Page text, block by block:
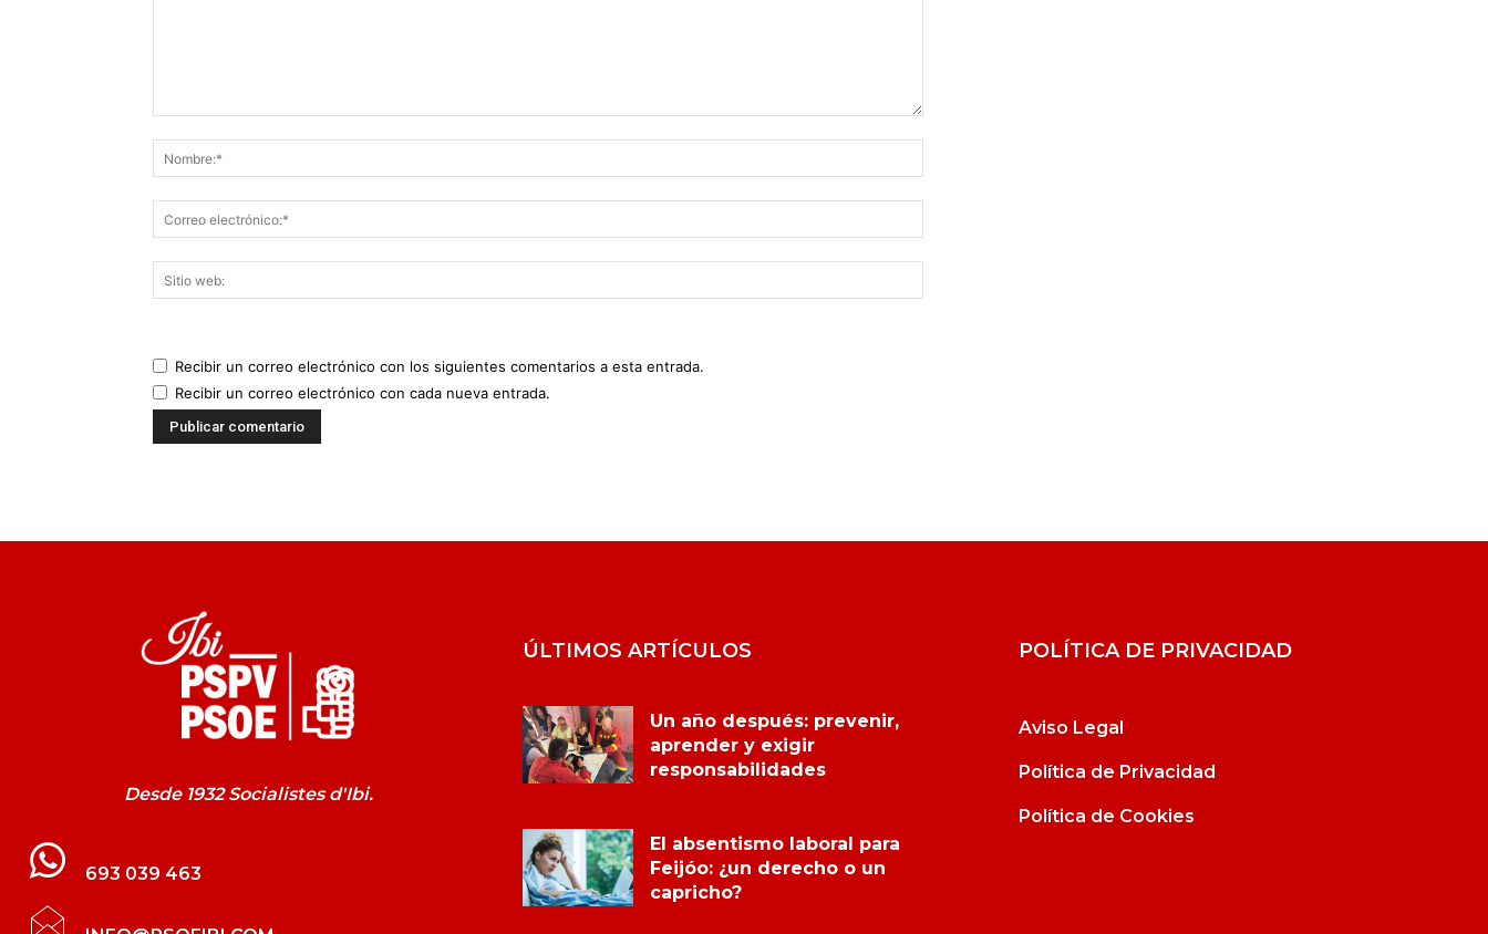
Recibir un correo electrónico con los siguientes comentarios a esta entrada.
Recibir un correo electrónico con cada nueva entrada.
Desde 1932 Socialistes d'Ibi.
693 039 463
ÚLTIMOS ARTÍCULOS
Un año después: prevenir,
aprender y exigir
responsabilidades
El absentismo laboral para
Feijóo: ¿un derecho o un
capricho?
POLÍTICA DE PRIVACIDAD
Aviso Legal
Política de Privacidad
Política de Cookies